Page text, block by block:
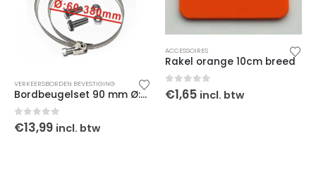
VERKEERSBORDEN BEVESTIGING
Bordbeugelset 90 mm Ø:60-170 mm
0out of 5
€13,99 incl. btw
ACCESSOIRES
Rakel orange 10cm breed
0out of 5
€1,65 incl. btw